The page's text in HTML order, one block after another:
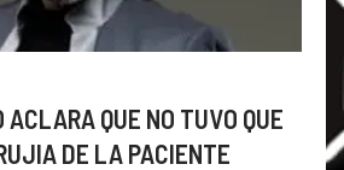
ACLARA QUE NO TUVO QUE
DE LA PACIENTE